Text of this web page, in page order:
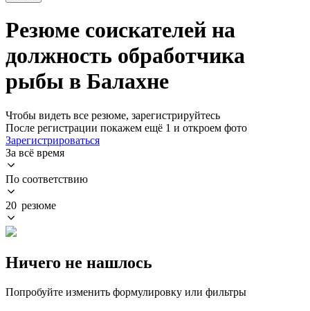
Резюме соискателей на
должность обработчика
рыбы в Балахне
Чтобы видеть все резюме, зарегистрируйтесь
После регистрации покажем ещё 1 и откроем фото
Зарегистрироваться
За всё время
По соответствию
20 резюме
Ничего не нашлось
Попробуйте изменить формулировку или фильтры